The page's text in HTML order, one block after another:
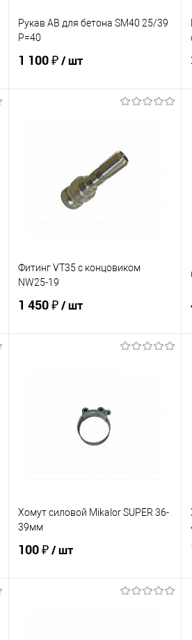
Рукав АВ для бетона SM40 25/39
Р=40
1 100 ₽/ шт
К сравнению
В избранное
Фитинг VT35 с концовиком
NW25-19
1 450 ₽/ шт
В избранное
Хомут силовой Mikalor SUPER 36-
39мм
100 ₽/ шт